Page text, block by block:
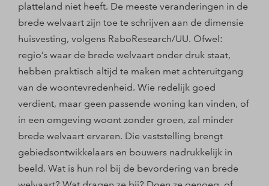
platteland niet heeft. De meeste veranderingen in de
brede welvaart zijn toe te schrijven aan de dimensie
huisvesting, volgens RaboResearch/UU. Ofwel:
regio’s waar de brede welvaart onder druk staat,
hebben praktisch altijd te maken met achteruitgang
van de woontevredenheid. Wie redelijk goed
verdient, maar geen passende woning kan vinden, of
in een omgeving woont zonder groen, zal minder
brede welvaart ervaren. Die vaststelling brengt
gebiedsontwikkelaars en bouwers nadrukkelijk in
beeld. Wat is hun rol bij de bevordering van brede